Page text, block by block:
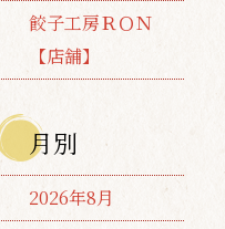
餃子工房ＲＯＮ
【店舗】
月別
2026年8月